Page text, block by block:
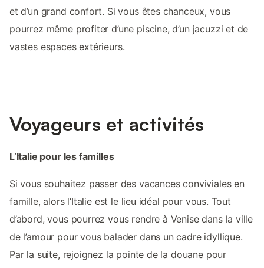
et d’un grand confort. Si vous êtes chanceux, vous
pourrez même profiter d’une piscine, d’un jacuzzi et de
vastes espaces extérieurs.
Voyageurs et activités
L’Italie pour les familles
Si vous souhaitez passer des vacances conviviales en
famille, alors l’Italie est le lieu idéal pour vous. Tout
d’abord, vous pourrez vous rendre à Venise dans la ville
de l’amour pour vous balader dans un cadre idyllique.
Par la suite, rejoignez la pointe de la douane pour